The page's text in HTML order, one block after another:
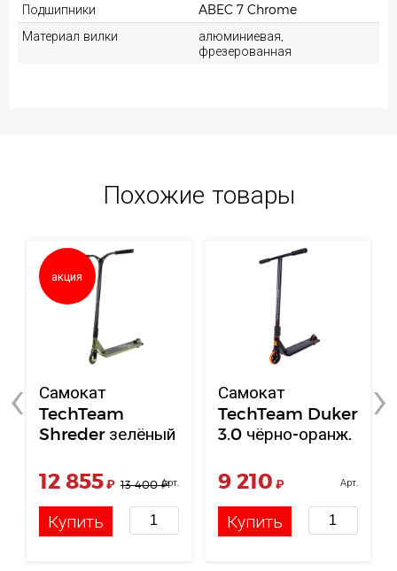
Подшипники
ABEC 7 Chrome
Материал вилки
алюминиевая,
фрезерованная
Похожие товары
акция
Самокат
TechTeam
Shreder зелёный
12 855₽ 13 400₽Арт.
Купить
Самокат
TechTeam Duker
3.0 чёрно-оранж.
9 210 ₽
Арт.
Купить
‹ ›